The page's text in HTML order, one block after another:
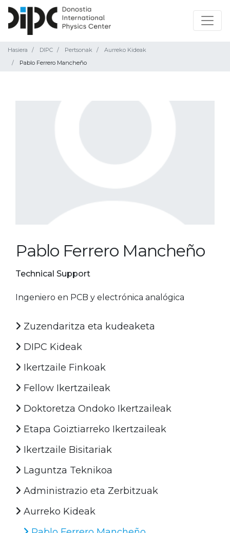
Hasiera DIPC Pertsonak
Aurreko Kideak
Pablo Ferrero Mancheño
Pablo Ferrero Mancheño
Technical Support
Ingeniero en PCB y electrónica analógica
Zuzendaritza eta kudeaketa
DIPC Kideak
Ikertzaile Finkoak
Fellow Ikertzaileak
Doktoretza Ondoko Ikertzaileak
Etapa Goiztiarreko Ikertzaileak
Ikertzaile Bisitariak
Laguntza Teknikoa
Administrazio eta Zerbitzuak
Aurreko Kideak